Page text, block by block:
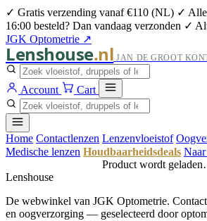
✓ Gratis verzending vanaf €110 (NL) ✓
16:00 besteld? Dan vandaag verzonden ✓
JGK Optometrie ↗
Lenshouse.nl JAN DE GROOT
Account Cart
Home Contactlenzen Lenzenvloeistof
Medische lenzen Houdbaarheidsdeals
Product wordt
Lenshouse
De webwinkel van JGK Optometrie.
en oogverzorging — geselecteerd door